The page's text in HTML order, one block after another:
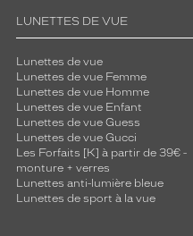
LUNETTES DE VUE
Lunettes de vue
Lunettes de vue Femme
Lunettes de vue Homme
Lunettes de vue Enfant
Lunettes de vue Guess
Lunettes de vue Gucci
Les Forfaits [K] à partir de 39€ -
monture + verres
Lunettes anti-lumière bleue
Lunettes de sport à la vue